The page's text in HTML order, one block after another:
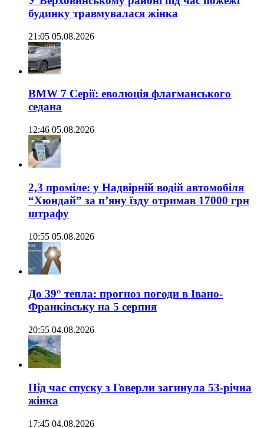
будинку травмувалася жінка
21:05 05.08.2026
BMW 7 Серії: еволюція флагманського
седана
12:46 05.08.2026
2,3 проміле: у Надвірній водій автомобіля
“Хюндай” за п’яну їзду отримав 17000 грн
штрафу
10:55 05.08.2026
До 39° тепла: прогноз погоди в Івано-
Франківську на 5 серпня
20:55 04.08.2026
Під час спуску з Говерли загинула 53-річна
жінка
17:45 04.08.2026